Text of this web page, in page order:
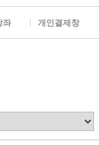
좌 개인결제창